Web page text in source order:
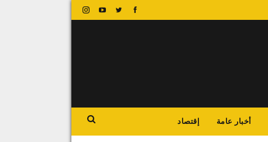
أخبار عامة إقتصاد